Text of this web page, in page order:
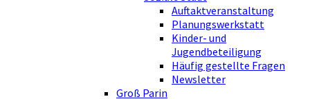
Auftaktveranstaltung
Planungswerkstatt
Kinder- und
Jugendbeteiligung
Häufig gestellte Fragen
Newsletter
Groß Parin